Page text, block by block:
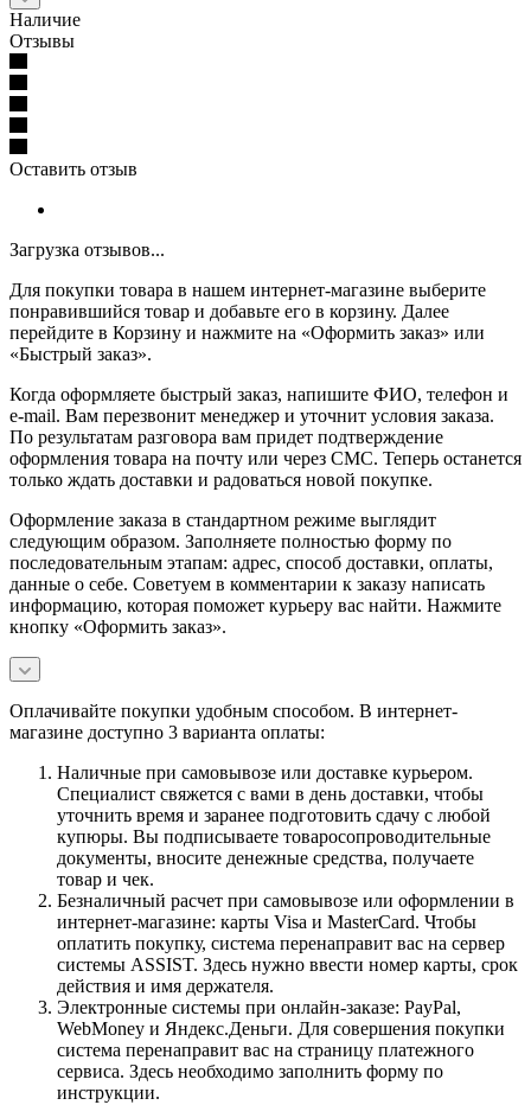
Наличие
Отзывы
Оставить отзыв
Загрузка отзывов...
Для покупки товара в нашем интернет-магазине выберите
понравившийся товар и добавьте его в корзину. Далее
перейдите в Корзину и нажмите на «Оформить заказ» или
«Быстрый заказ».
Когда оформляете быстрый заказ, напишите ФИО, телефон и
e-mail. Вам перезвонит менеджер и уточнит условия заказа.
По результатам разговора вам придет подтверждение
оформления товара на почту или через СМС. Теперь останется
только ждать доставки и радоваться новой покупке.
Оформление заказа в стандартном режиме выглядит
следующим образом. Заполняете полностью форму по
последовательным этапам: адрес, способ доставки, оплаты,
данные о себе. Советуем в комментарии к заказу написать
информацию, которая поможет курьеру вас найти. Нажмите
кнопку «Оформить заказ».
Оплачивайте покупки удобным способом. В интернет-
магазине доступно 3 варианта оплаты:
Наличные при самовывозе или доставке курьером.
Специалист свяжется с вами в день доставки, чтобы
уточнить время и заранее подготовить сдачу с любой
купюры. Вы подписываете товаросопроводительные
документы, вносите денежные средства, получаете
товар и чек.
Безналичный расчет при самовывозе или оформлении в
интернет-магазине: карты Visa и MasterCard. Чтобы
оплатить покупку, система перенаправит вас на сервер
системы ASSIST. Здесь нужно ввести номер карты, срок
действия и имя держателя.
Электронные системы при онлайн-заказе: PayPal,
WebMoney и Яндекс.Деньги. Для совершения покупки
система перенаправит вас на страницу платежного
сервиса. Здесь необходимо заполнить форму по
инструкции.